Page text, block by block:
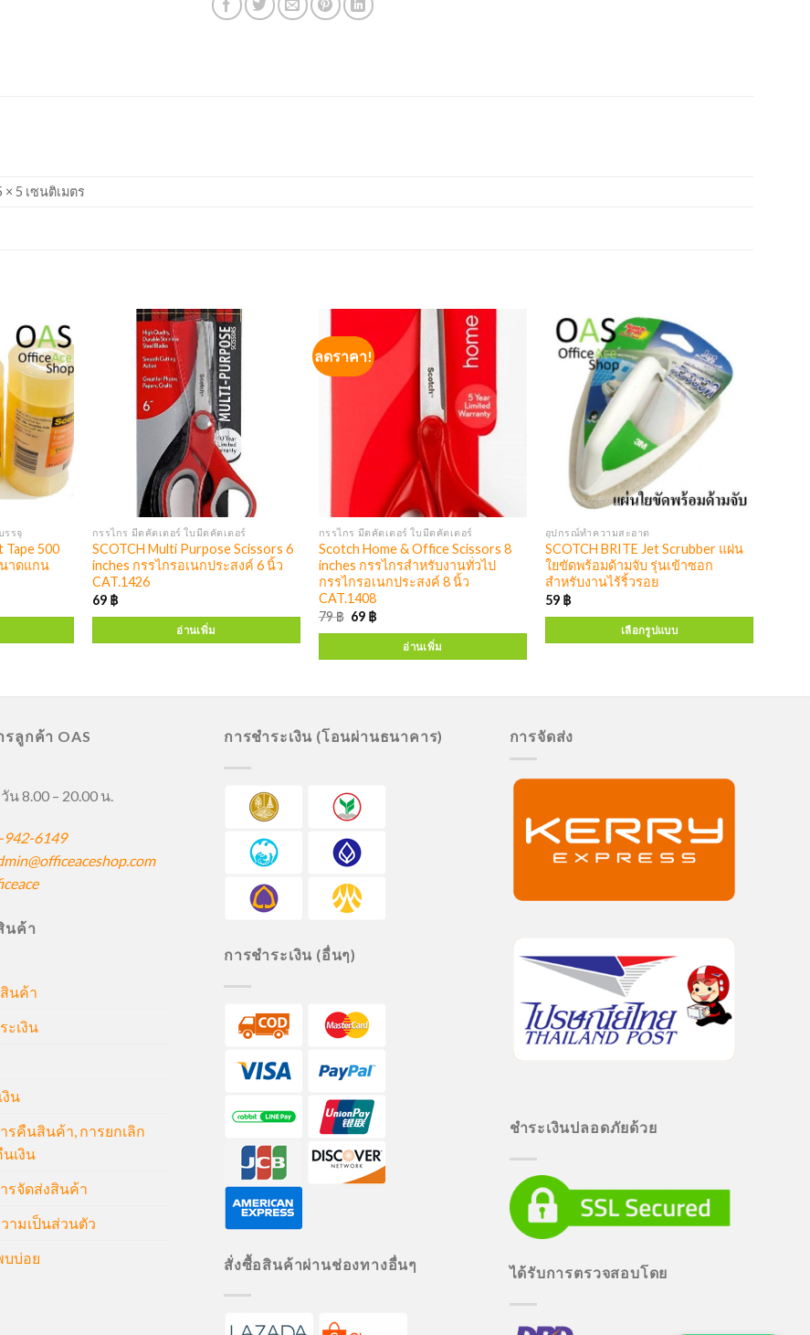
× 5 เซนติเมตร
รรจุ
Tape 500
าดแกน
กรรไกร มีดคัตเตอร์ ใบมีดคัตเตอร์
SCOTCH Multi Purpose Scissors 6
inches กรรไกรอเนกประสงค์ 6 นิ้ว
CAT.1426
69 ฿
อ่านเพิ่ม
ลดราคา!
กรรไกร มีดคัตเตอร์ ใบมีดคัตเตอร์
Scotch Home & Office Scissors 8
inches กรรไกรสำหรับงานทั่วไป
กรรไกรอเนกประสงค์ 8 นิ้ว
CAT.1408
79฿ 69 ฿
อ่านเพิ่ม
อุปกรณ์ทำความสะอาด
SCOTCH BRITE Jet Scrubber แผ่น
ใยขัดพร้อมด้ามจับ รุ่นเข้าซอก
สำหรับงานไร้ริ้วรอย
59 ฿
เลือกรูปแบบ
ลูกค้า OAS
8.00 – 20.00 น.
942-6149
นค้า
นค้า
ะเงิน
งิน
รคืนสินค้า, การยกเลิก
เงิน
รจัดส่งสินค้า
ามเป็นส่วนตัว
บ่อย
การชำระเงิน (โอนผ่านธนาคาร)
การชำระเงิน (อื่นๆ)
สั่งซื้อสินค้าผ่านช่องทางอื่นๆ
การจัดส่ง
ชำระเงินปลอดภัยด้วย
ได้รับการตรวจสอบโดย